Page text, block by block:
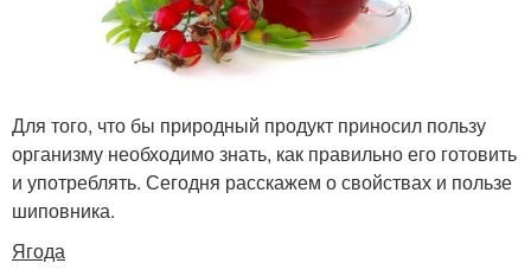
Для того, что бы природный продукт приносил пользу
организму необходимо знать, как правильно его готовить
и употреблять. Сегодня расскажем о свойствах и пользе
шиповника.
Ягода